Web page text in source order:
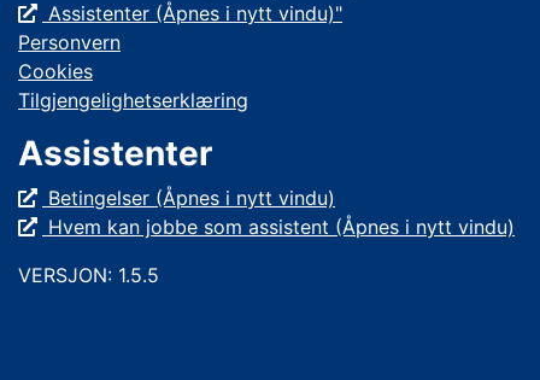
Assistenter (Åpnes i nytt vindu)"
Personvern
Cookies
Tilgjengelighetserklæring
Assistenter
Betingelser (Åpnes i nytt vindu)
Hvem kan jobbe som assistent (Åpnes i nytt vindu)
VERSJON: 1.5.5